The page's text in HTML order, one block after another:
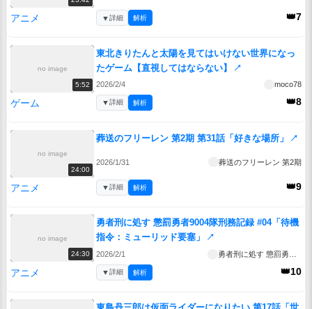
アニメ 👑7
▼詳細 解析
no image
5:52
東北きりたんと太陽を見てはいけない世界になっ
たゲーム【直視してはならない】
↗
2026/2/4 moco78
ゲーム 👑8
▼詳細 解析
no image
24:00
葬送のフリーレン 第2期 第31話「好きな場所」 ↗
2026/1/31 葬送のフリーレン 第2期
アニメ 👑9
▼詳細 解析
no image
24:30
勇者刑に処す 懲罰勇者9004隊刑務記録 #04「待機
指令：ミューリッド要塞」
↗
2026/2/1
アニメ 👑10
▼詳細 解析